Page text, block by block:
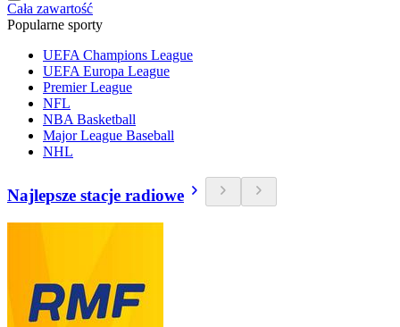
Cała zawartość
Popularne sporty
UEFA Champions League
UEFA Europa League
Premier League
NFL
NBA Basketball
Major League Baseball
NHL
Najlepsze stacje radiowe